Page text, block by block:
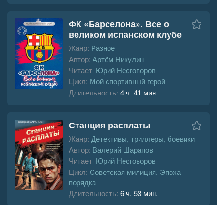
ФК «Барселона». Все о
великом испанском клубе
Жанр: Разное
Автор: Артём Никулин
Читает: Юрий Несговоров
Цикл: Мой спортивный герой
Длительность: 4 ч. 41 мин.
Станция расплаты
Жанр: Детективы, триллеры, боевики
Автор: Валерий Шарапов
Читает: Юрий Несговоров
Цикл: Советская милиция. Эпоха
порядка
Длительность: 6 ч. 53 мин.